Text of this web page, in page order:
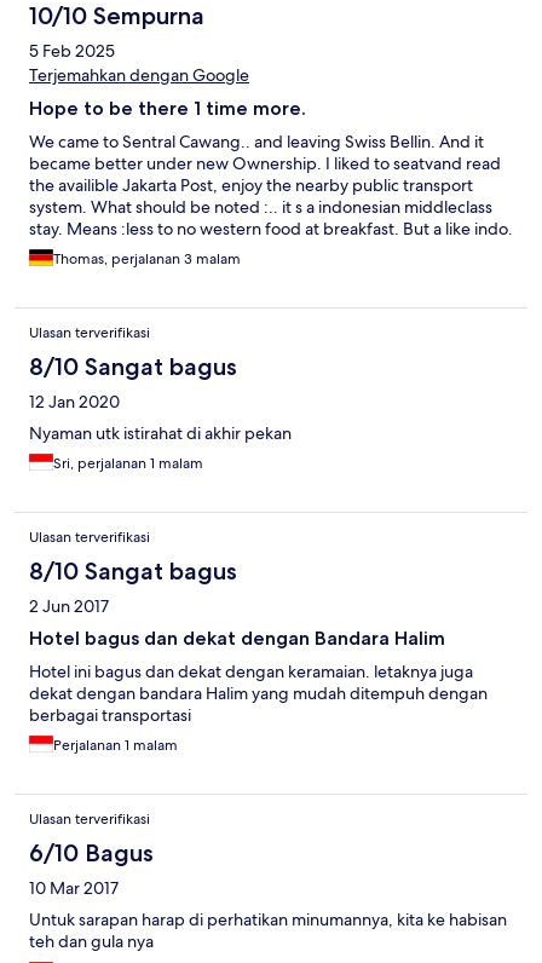
10/10 Sempurna
5 Feb 2025
Terjemahkan dengan Google
Hope to be there 1 time more.
We came to Sentral Cawang.. and leaving Swiss Bellin. And it
became better under new Ownership. I liked to seatvand read
the availible Jakarta Post, enjoy the nearby public transport
system. What should be noted :.. it s a indonesian middleclass
stay. Means :less to no western food at breakfast. But a like indo.
Brunch every morning was worth his price almost, and I like it.
Fingerfood at Bar quiet well good. The spirituose az Bar was
there, and was a good value for what i paid. But this was the
past Sentral Cawang. I wish the staff good luck for the coming
time.
Thomas, perjalanan 3 malam
Ulasan terverifikasi
8/10 Sangat bagus
12 Jan 2020
Nyaman utk istirahat di akhir pekan
Sri, perjalanan 1 malam
Ulasan terverifikasi
8/10 Sangat bagus
2 Jun 2017
Hotel bagus dan dekat dengan Bandara Halim
Hotel ini bagus dan dekat dengan keramaian. letaknya juga
dekat dengan bandara Halim yang mudah ditempuh dengan
berbagai transportasi
Perjalanan 1 malam
Ulasan terverifikasi
6/10 Bagus
10 Mar 2017
Untuk sarapan harap di perhatikan minumannya, kita ke habisan
teh dan gula nya